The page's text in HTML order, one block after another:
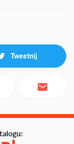
Tweetnij